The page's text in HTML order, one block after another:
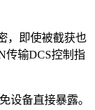
，即使被截获也
传输DCS控制指
设备直接暴露。